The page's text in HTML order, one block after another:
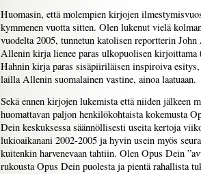
Huomasin, että molempien kirjojen
kymmenen vuotta sitten. Olen lukenut vielä
vuodelta 2005, tunnetun katolisen reportterin
Allenin kirja lienee paras ulkopuolisen kirjoittama
Hahnin kirja paras sisäpiiriläisen inspiroiva
lailla Allenin suomalainen vastine, ainoa laatuaan.
Sekä ennen kirjojen lukemista että niiden jälkeen
huomattavan paljon henkilökohtaista kokemusta
Dein keskuksessa säännöllisesti useita kertoja
lukioaikanani 2002-2005 ja hyvin usein myös
kuitenkin harvenevaan tahtiin. Olen Opus Dein
rukousta Opus Dein puolesta ja pientä rahallista